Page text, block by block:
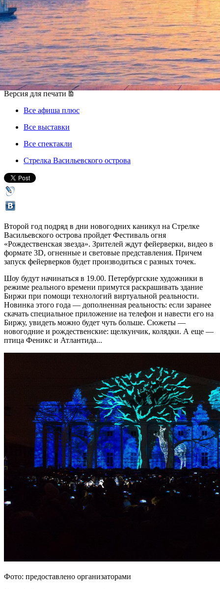
Фестиваль огня на Стрелке
раскрасит Биржу в режиме
реального времени
07 января 2019, понедельник,19.00-08 января 2019, вторник
Версия для печати
Все афиша плюс
Все выставки
Все спектакли
Стрелка Васильевского острова
Второй год подряд в дни новогодних каникул на Стрелке
Васильевского острова пройдет Фестиваль огня
«Рождественская звезда». Зрителей ждут фейерверки, видео в
формате 3D, огненные и световые представления. Причем
запуск фейерверков будет производиться с разных точек.
Шоу будут начинаться в 19.00. Петербургские художники в
режиме реального времени примутся раскрашивать здание
Биржи при помощи технологий виртуальной реальности.
Новинка этого года — дополненная реальность: если заранее
скачать специальное приложение на телефон и навести его на
Биржу, увидеть можно будет чуть больше. Сюжеты —
новогодние и рождественские: щелкунчик, колядки. А еще —
птица Феникс и Атлантида...
Фото: предоставлено организаторами